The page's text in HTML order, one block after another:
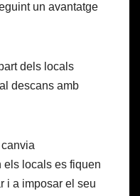
un avantatge
dels locals
descans amb
els locals es fiquen
i a imposar el seu